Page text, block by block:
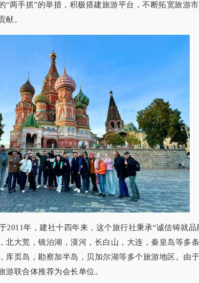
“两手抓”的举措，积极搭建旅游平台，不断拓宽旅游
献。
2011年，建社十四年来，这个旅行社秉承“诚信铸就
大荒，镜泊湖，漠河，长白山，大连，秦皇岛等多
库页岛，勘察加半岛，贝加尔湖等多个旅游地区。由
联合体推荐为会长单位。